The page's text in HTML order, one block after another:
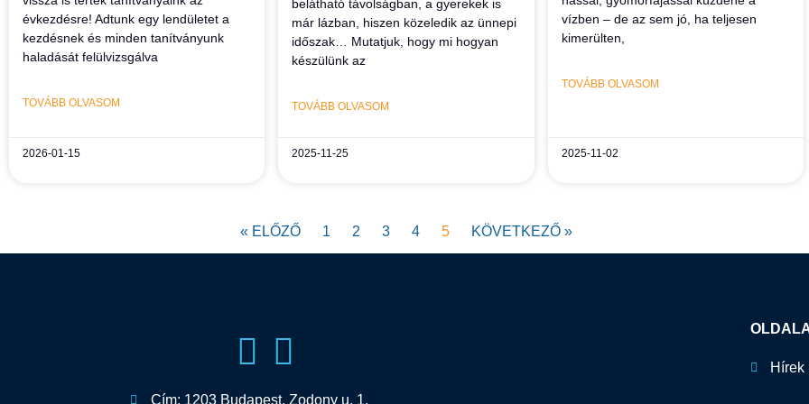
évkezdésre! Adtunk egy lendületet a
kezdésnek és minden tanítványunk
haladását felülvizsgálva
TOVÁBB OLVASOM
2026-01-15
belátható távolságban, a gyerekek is
már lázban, hiszen közeledik az ünnepi
időszak… Mutatjuk, hogy mi hogyan
készülünk az
TOVÁBB OLVASOM
2025-11-25
vízben – de az sem jó, ha teljesen
kimerülten,
TOVÁBB OLVASOM
2025-11-02
« ELŐZŐ 1 2 3 4 5 KÖVETKEZŐ »
Cím: 1203 Budapest, Zodony u. 1.
Hírek